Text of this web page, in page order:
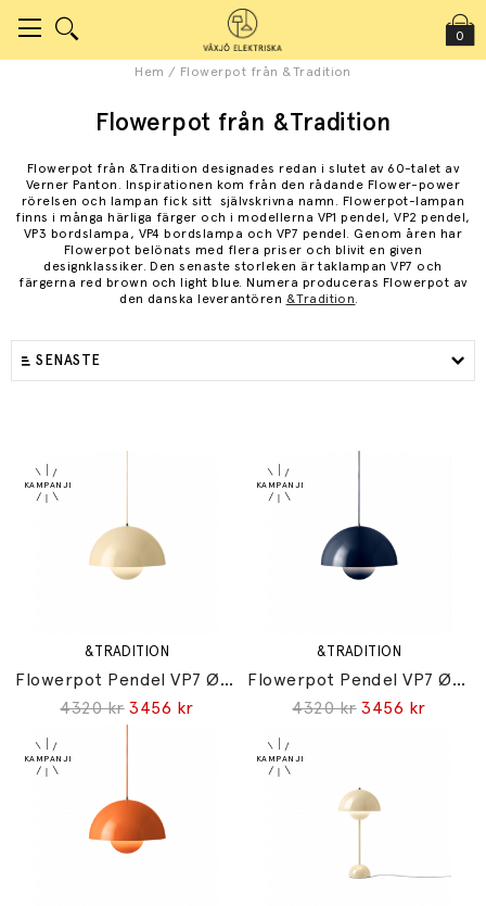
0
Hem / Flowerpot från &Tradition
Flowerpot från &Tradition
Flowerpot från &Tradition designades redan i slutet av 60-talet av
Verner Panton. Inspirationen kom från den rådande Flower-power
rörelsen och lampan fick sitt självskrivna namn. Flowerpot-lampan
finns i många härliga färger och i modellerna VP1 pendel, VP2 pendel,
VP3 bordslampa, VP4 bordslampa och VP7 pendel. Genom åren har
Flowerpot belönats med flera priser och blivit en given
designklassiker. Den senaste storleken är taklampan VP7 och
färgerna red brown och light blue. Numera produceras Flowerpot av
den danska leverantören &Tradition.
SENASTE
&TRADITION
Flowerpot Pendel VP7 Ø37cm Ivory
4320 kr 3456 kr
&TRADITION
Flowerpot Pendel VP7 Ø37cm Steel Blue
4320 kr 3456 kr